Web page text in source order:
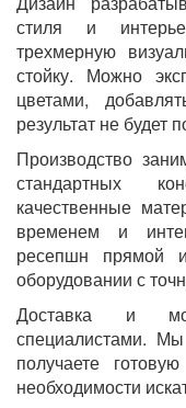
стиля и
трехмерную
стойку. Можно
цветами,
результат не будет
Производство
стандартных
качественные
временем и
ресепшн прямой
оборудовании с
Доставка и
специалистами.
получаете
необходимости